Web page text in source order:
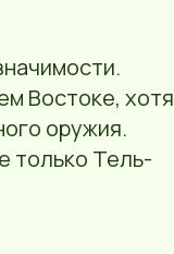
Востоке, хотя
оружия.
только Тель-